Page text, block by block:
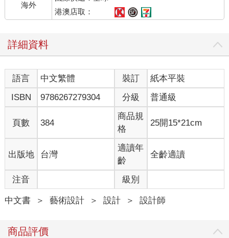
海外
港澳店取：
詳細資料
語言 中文繁體 裝訂
紙本平裝
ISBN
9786267279304 分級 普通級
頁數 384
商品規
格
25開15*21cm
出版地 台灣
適讀年
齡
全齡適讀
注音 級別
中文書 ＞ 藝術設計 ＞ 設計 ＞ 設計師
商品評價